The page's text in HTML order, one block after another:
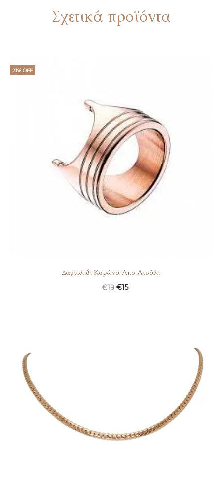
Σχετικά προϊόντα
21% OFF
Δαχτυλίδι Kορώνα Απο Ατσάλι
€19 €15